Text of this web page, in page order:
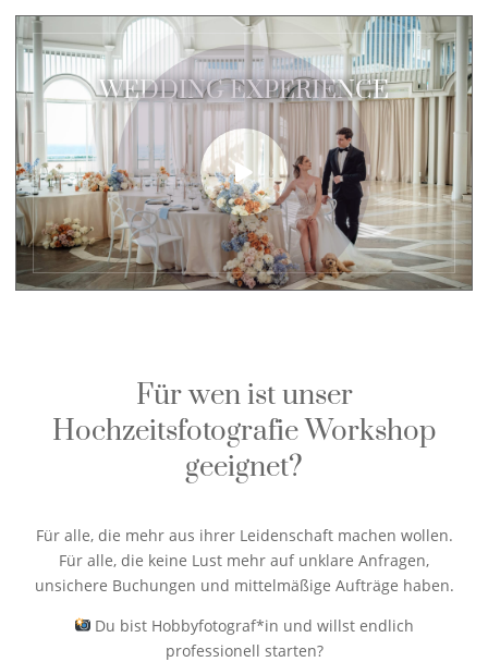
WEDDING EXPERIENCE
Für wen ist unser
Hochzeitsfotografie Workshop
geeignet?
Für alle, die mehr aus ihrer Leidenschaft machen wollen.
Für alle, die keine Lust mehr auf unklare Anfragen,
unsichere Buchungen und mittelmäßige Aufträge haben.
Du bist Hobbyfotograf*in und willst endlich
professionell starten?